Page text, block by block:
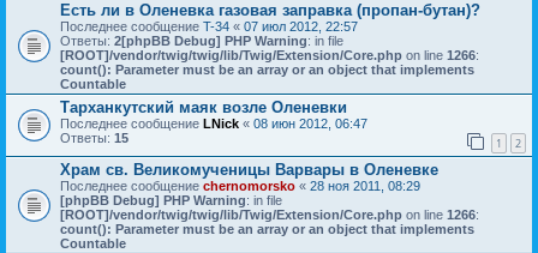
Есть ли в Оленевка газовая заправка (пропан-бутан)?
Последнее сообщение T-34 « 07 июл 2012, 22:57
Ответы: 2[phpBB Debug] PHP Warning: in file
[ROOT]/vendor/twig/twig/lib/Twig/Extension/Core.php on line 1266:
count(): Parameter must be an array or an object that implements
Countable
Тарханкутский маяк возле Оленевки
Последнее сообщение LNick « 08 июн 2012, 06:47
Ответы: 15 1 2
Храм св. Великомученицы Варвары в Оленевке
Последнее сообщение chernomorsko « 28 ноя 2011, 08:29
[phpBB Debug] PHP Warning: in file
[ROOT]/vendor/twig/twig/lib/Twig/Extension/Core.php on line 1266:
count(): Parameter must be an array or an object that implements
Countable